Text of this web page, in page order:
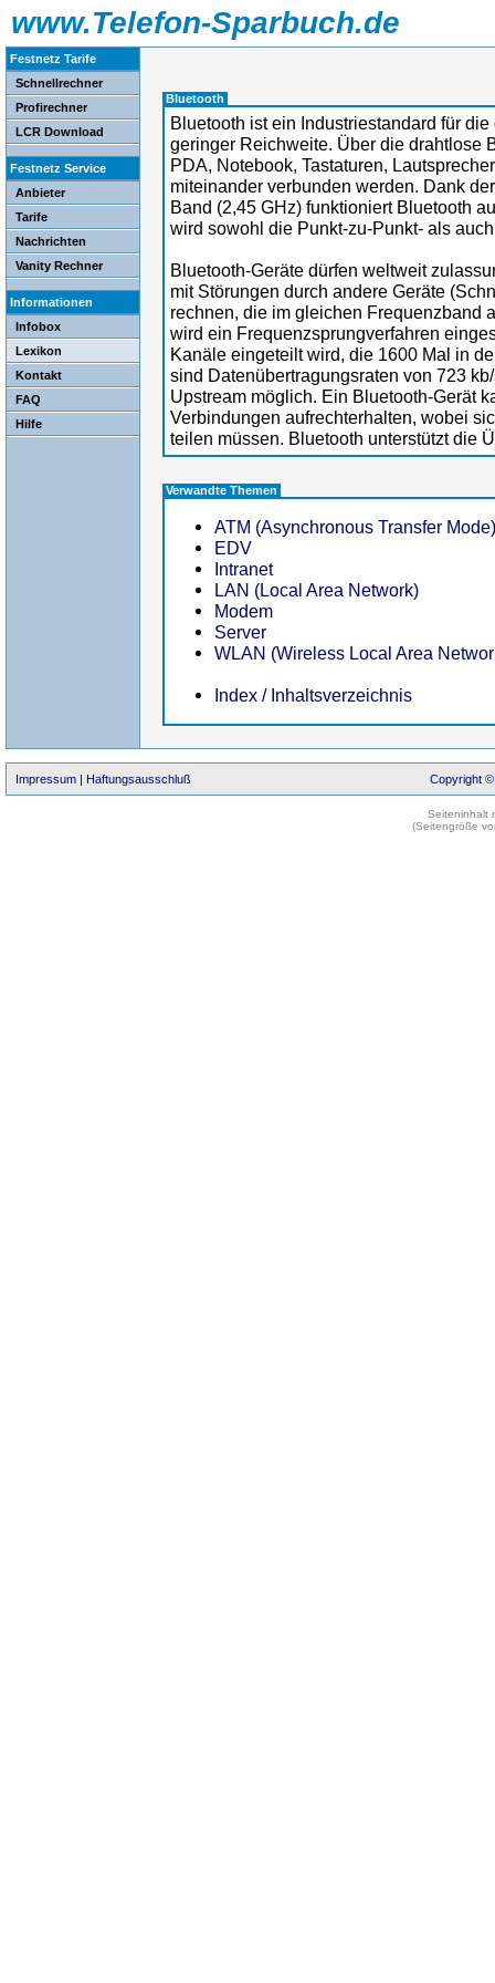
www.Telefon-Sparbuch.de
Festnetz Tarife
Schnellrechner
Profirechner
LCR Download
Festnetz Service
Anbieter
Tarife
Nachrichten
Vanity Rechner
Informationen
Infobox
Lexikon
Kontakt
FAQ
Hilfe
Bluetooth
Bluetooth ist ein Industriestandard für
geringer Reichweite. Über die drahtlose
PDA, Notebook, Tastaturen,
miteinander verbunden werden. Dank
Band (2,45 GHz) funktioniert Bluetooth
wird sowohl die Punkt-zu-Punkt- als
Bluetooth-Geräte dürfen weltweit
mit Störungen durch andere Geräte
rechnen, die im gleichen Frequenzband
wird ein Frequenzsprungverfahren
Kanäle eingeteilt wird, die 1600 Mal in
sind Datenübertragungsraten von 723
Upstream möglich. Ein Bluetooth-Gerät
Verbindungen aufrechterhalten, wobei
teilen müssen. Bluetooth unterstützt die
Verwandte Themen
ATM (Asynchronous Transfer Mode)
EDV
Intranet
LAN (Local Area Network)
Modem
Server
WLAN (Wireless Local Area
Index / Inhaltsverzeichnis
Impressum | Haftungsausschluß Copyright ©
Seiteninhalt
(Seitengröße